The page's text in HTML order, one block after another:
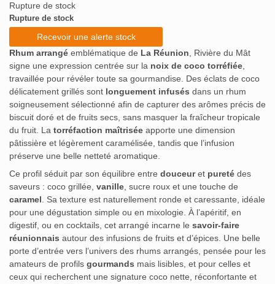
Rupture de stock
Rupture de stock
Recevoir une alerte stock
Rhum arrangé emblématique de La Réunion , Rivière du Mât
signe une expression centrée sur la noix de coco torréfiée
travaillée pour révéler toute sa gourmandise. Des éclats de coco
délicatement grillés sont longuement infusés dans un rhum
soigneusement sélectionné afin de capturer des arômes précis de
biscuit doré et de fruits secs, sans masquer la fraîcheur tropicale
du fruit. La torréfaction maîtrisée apporte une dimension
pâtissière et légèrement caramélisée, tandis que l’infusion
préserve une belle netteté aromatique.
Ce profil séduit par son équilibre entre douceuret pureté des
saveurs : coco grillée, vanille , sucre roux et une touche de
caramel . Sa texture est naturellement ronde et caressante, idéale
pour une dégustation simple ou en mixologie. À l’apéritif, en
digestif, ou en cocktails, cet arrangé incarne le savoir‑faire
réunionnais autour des infusions de fruits et d’épices. Une belle
porte d’entrée vers l’univers des rhums arrangés, pensée pour les
amateurs de profils gourmands mais lisibles, et pour celles et
ceux qui recherchent une signature coco nette, réconfortante et